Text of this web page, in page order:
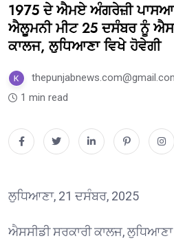
1975 ਦੇ ਐਮਏ ਅੰਗਰੇਜ਼ੀ
ਐਲੂਮਨੀ ਮੀਟ 25 ਦਸੰਬਰ ਨੂੰ
ਕਾਲਜ, ਲੁਧਿਆਣਾ ਵਿਖੇ ਹੋਵੇਗੀ
1 min read
ਲੁਧਿਆਣਾ, 21 ਦਸੰਬਰ, 2025
ਐਸਸੀਡੀ ਸਰਕਾਰੀ ਕਾਲਜ,